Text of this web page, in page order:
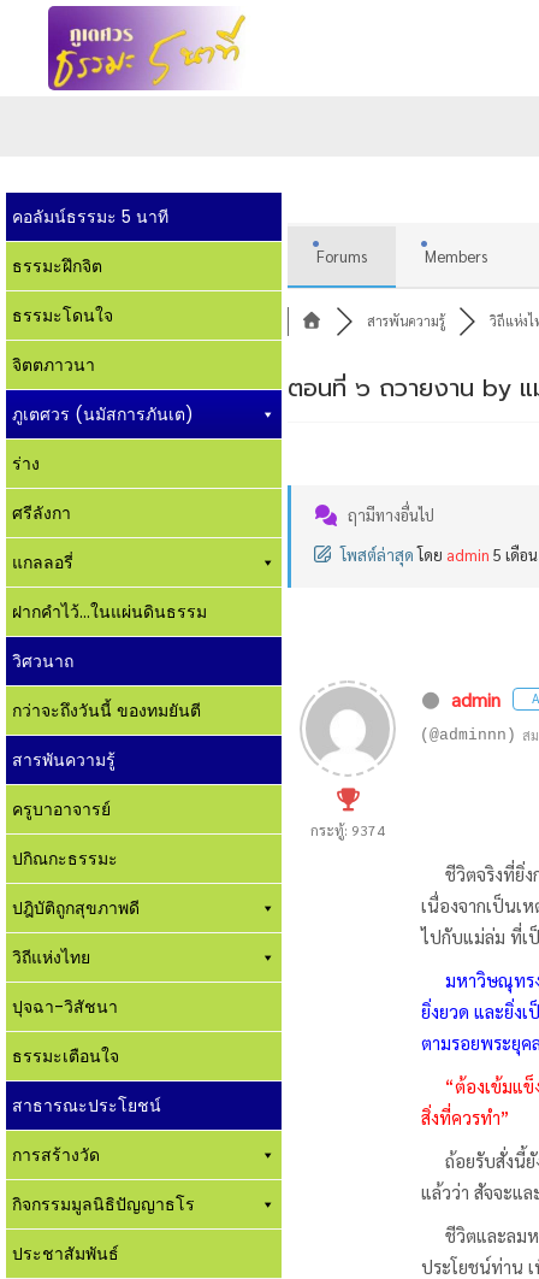
คอลัมน์ธรรมะ 5 นาที
ธรรมะฝึกจิต
ธรรมะโดนใจ
จิตตภาวนา
ภูเตศวร (นมัสการภันเต)
ร่าง
ศรีลังกา
แกลลอรี่
ฝากคำไว้...ในแผ่นดินธรรม
วิศวนาถ
กว่าจะถึงวันนี้ ของทมยันตี
สารพันความรู้
ครูบาอาจารย์
ปกิณกะธรรมะ
ปฎิบัติถูกสุขภาพดี
วิถีแห่งไทย
ปุจฉา-วิสัชนา
ธรรมะเตือนใจ
สาธารณะประโยชน์
การสร้างวัด
กิจกรรมมูลนิธิปัญญาธโร
ประชาสัมพันธ์
Forums Members
สารพันความรู้ วิถีแห่งไ
ตอนที่ ๖ ถวายงาน by
ฤามีทางอื่นไป
โพสต์ล่าสุด โดย admin 5 เดือ
กระทู้: 9374
admin
(@adminnn) ส
ชีวิตจริงที่ยิ่งก
เนื่องจากเป็นเ
ไปกับแม่ล่ม ที่เ
มหาวิษณุทร
ยิ่งยวด และยิ่ง
ตามรอยพระยุ
“ต้องเข้มแ
สิ่งที่ควรทำ”
ถ้อยรับสั่งนี้ยัง
แล้วว่า สัจจะแ
ชีวิตและลมหา
ประโยชน์ท่าน